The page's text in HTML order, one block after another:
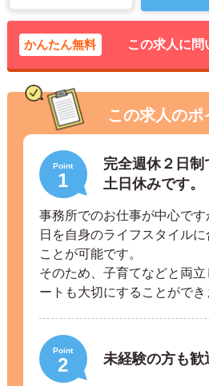
かんたん無料 この求人に問
この求人のポ
Point
1
完全週休２日
土日休みです。
事務所でのお仕事が中心で
日を自身のライフスタイル
ことが可能です。
そのため、子育てなどと両
ートも大切にすることができ
Point
2 未経験の方も歓